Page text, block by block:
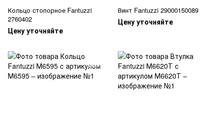
Кольцо стопорное Fantuzzi
2760402
Цену уточняйте
Винт Fantuzzi 29000150089
Цену уточняйте